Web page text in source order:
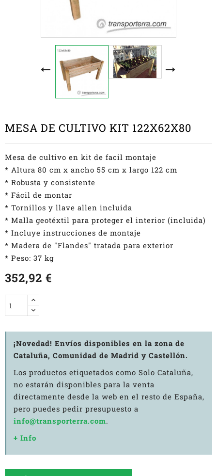
MESA DE CULTIVO KIT 122X62X80
Mesa de cultivo en kit de facil montaje
* Altura 80 cm x ancho 55 cm x largo 122 cm
* Robusta y consistente
* Fácil de montar
* Tornillos y llave allen incluida
* Malla geotéxtil para proteger el interior (incluida)
* Incluye instrucciones de montaje
* Madera de "Flandes" tratada para exterior
* Peso: 37 kg
352,92 €
¡Novedad! Envíos disponibles en la zona de
Cataluña, Comunidad de Madrid y Castellón.
Los productos etiquetados como Solo Cataluña,
no estarán disponibles para la venta
directamente desde la web en el resto de España,
pero puedes pedir presupuesto a
info@transporterra.com.
+ Info